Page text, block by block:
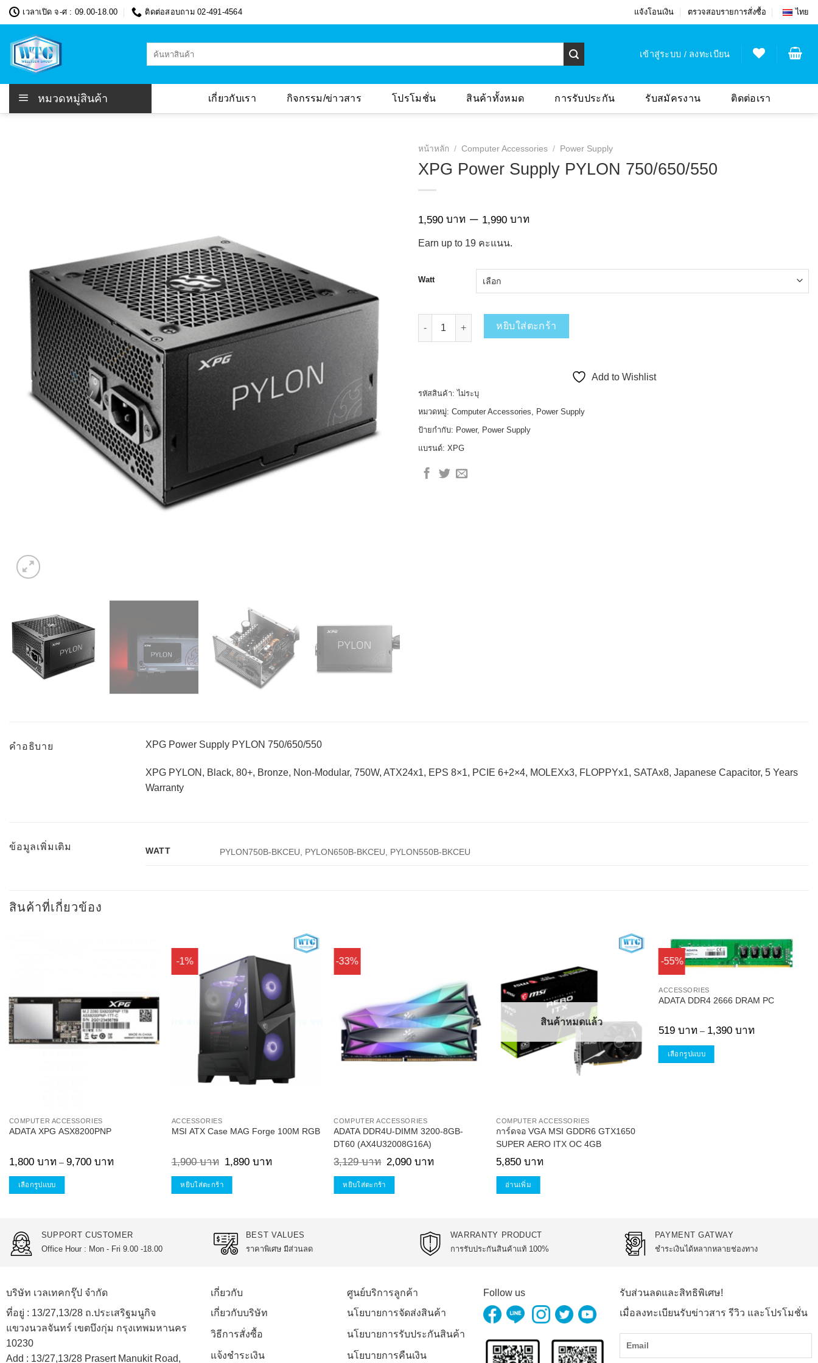
Skip
to
content
เวลาเปิด จ-ศ : 09.00-18.00 ติดต่อสอบถาม 02-491-4564 แจ้งโอนเงิน ตรวจสอบรายการสั่งซื้อ ไทย
เข้าสู่ระบบ / ลงทะเบียน
หมวดหมู่สินค้า เกี่ยวกับเรา กิจกรรม/ข่าวสาร โปรโมชั่น สินค้าทั้งหมด การรับประกัน รับสมัครงาน ติดต่อเรา
หน้าหลัก / Computer Accessories / Power Supply
XPG Power Supply PYLON 750/650/550
1,590 บาท – 1,990 บาท
Earn up to 19 คะแนน.
Watt
จำนวน XPG Power Supply PYLON 750/650/550 ชิ้น
หยิบใส่ตะกร้า
Add to Wishlist
รหัสสินค้า:ไม่ระบุ
หมวดหมู่: Computer Accessories
Power Supply
ป้ายกำกับ: Power, Power Supply
แบรนด์: XPG
คำอธิบาย XPG Power Supply PYLON 750/650/550
XPG PYLON, Black, 80+, Bronze, Non-Modular, 750W, ATX24x1, EPS 8×1, PCIE 6+2×4, MOLEXx3, FLOPPYx1, SATAx8, Japanese Capacitor, 5 Years
Warranty
ข้อมูลเพิ่มเติม WATT PYLON750B-BKCEU, PYLON650B-BKCEU, PYLON550B-BKCEU
สินค้าที่เกี่ยวข้อง
Wishlist
COMPUTER ACCESSORIES
ADATA XPG ASX8200PNP
1,800 บาท – 9,700 บาทPrice
range:
เลือกรูปแบบ
multiple
variants.
may
be
chosen
on
the
-1%
Add to
Wishlist
ACCESSORIES
MSI ATX Case MAG Forge 100M RGB
1,900บาท
Original
price
was:
1,890 บาทCurrent
price
หยิบใส่ตะกร้า
-33%
Add to
Wishlist
COMPUTER ACCESSORIES
ADATA DDR4U-DIMM 3200-8GB-
DT60 (AX4U32008G16A)
3,129บาท
Original
price
was:
2,090บาท
หยิบใส่ตะกร้า
สินค้าหมดแล้ว
COMPUTER ACCESSORIES
การ์ดจอ VGA MSI GDDR6 GTX1650
SUPER AERO ITX OC 4GB
5,850บาท
อ่านเพิ่ม
-55%
ACCESSORIES
ADATA DDR4 2666 DRAM PC
519 บาท – 1,390 บาทPrice
เลือกรูปแบบ
product
page
SUPPORT CUSTOMER
Office Hour : Mon - Fri 9.00 -18.00
BEST VALUES
ราคาพิเศษ มีส่วนลด
WARRANTY PRODUCT
การรับประกันสินค้าแท้ 100%
PAYMENT GATWAY
ชำระเงินได้หลากหลายช่องทาง
บริษัท เวลเทคกรุ๊ป จำกัด
ที่อยู่ : 13/27,13/28 ถ.ประเสริฐมนูกิจ
แขวงนวลจันทร์ เขตบึงกุ่ม กรุงเทพมหานคร
10230
Add : 13/27,13/28 Prasert Manukit Road,
เกี่ยวกับ
เกี่ยวกับบริษัท
วิธีการสั่งซื้อ
แจ้งชำระเงิน
ศูนย์บริการลูกค้า
นโยบายการจัดส่งสินค้า
นโยบายการรับประกันสินค้า
นโยบายการคืนเงิน
Follow us
รับส่วนลดและสิทธิพิเศษ!
เมื่อลงทะเบียนรับข่าวสาร รีวิว และโปรโมชั่น